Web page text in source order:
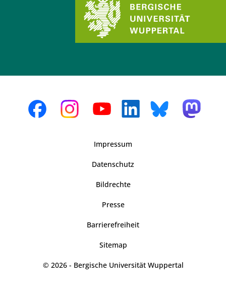
Impressum
Datenschutz
Bildrechte
Presse
Barrierefreiheit
Sitemap
© 2026 - Bergische Universität Wuppertal